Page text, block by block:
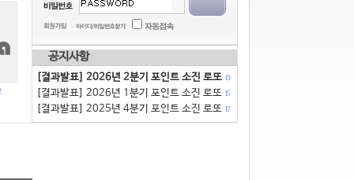
공지사항
[결과발표] 2026년 2분기 포인트 소진 로또 13
[결과발표] 2026년 1분기 포인트 소진 로또 15
[결과발표] 2025년 4분기 포인트 소진 로또 17